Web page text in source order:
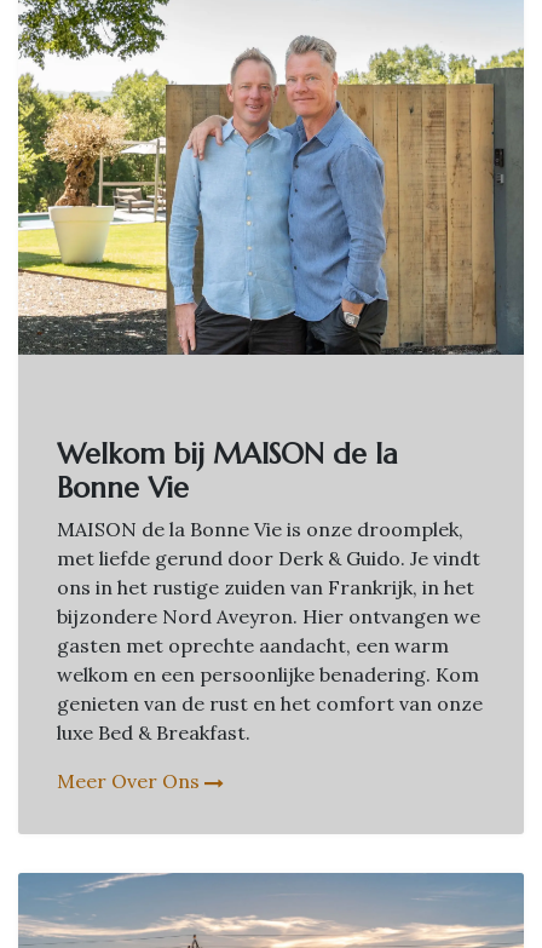
Welkom bij MAISON de la
Bonne Vie
MAISON de la Bonne Vie is onze droomplek,
met liefde gerund door Derk & Guido. Je vindt
ons in het rustige zuiden van Frankrijk, in het
bijzondere Nord Aveyron. Hier ontvangen we
gasten met oprechte aandacht, een warm
welkom en een persoonlijke benadering. Kom
genieten van de rust en het comfort van onze
luxe Bed & Breakfast.
Meer Over Ons